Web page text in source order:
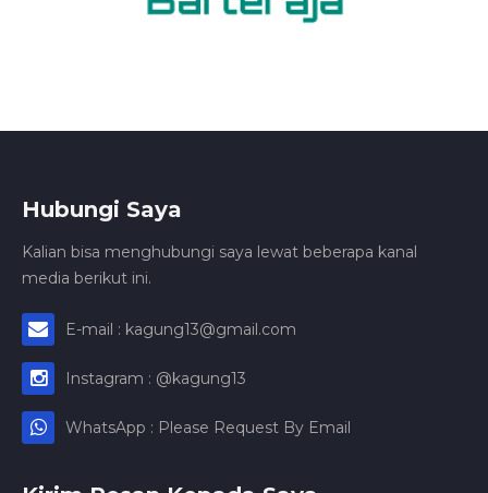
Hubungi Saya
Kalian bisa menghubungi saya lewat beberapa kanal
media berikut ini.
E-mail : kagung13@gmail.com
Instagram : @kagung13
WhatsApp : Please Request By Email